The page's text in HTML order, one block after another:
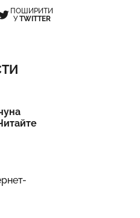
ПОШИРИТИ
УTWITTER